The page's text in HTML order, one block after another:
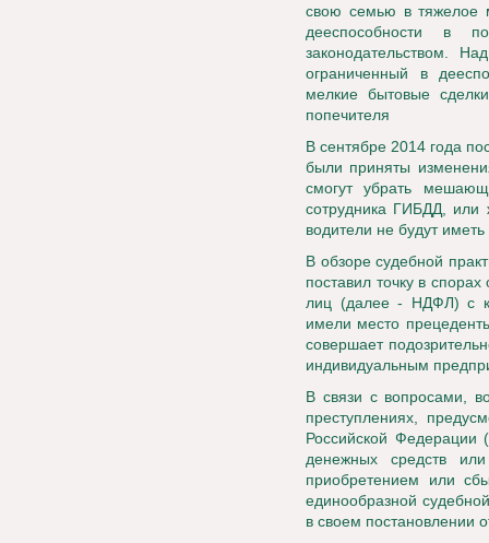
свою семью в тяжелое
дееспособности в
законодательством.
ограниченный в
мелкие бытовые
попечителя
В сентябре 2014 года
были приняты
смогут убрать
сотрудника ГИБДД, или
водители не будут иметь
В обзоре судебной
поставил точку в
лиц (далее - НДФЛ) с
имели место
совершает
индивидуальным
В связи с вопросами,
преступлениях,
Российской
денежных средств
приобретением или
единообразной
в своем постановлении